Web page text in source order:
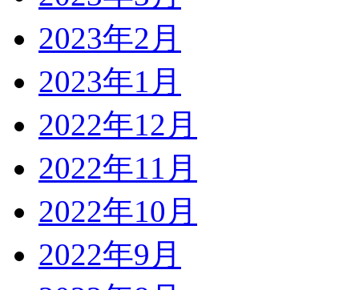
2023年2月
2023年1月
2022年12月
2022年11月
2022年10月
2022年9月